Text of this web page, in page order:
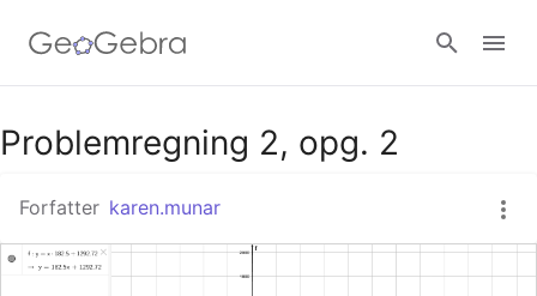
Google Classroom
GeoGebra Classroom
Problemregning 2, opg. 2
Forfatter karen.munar